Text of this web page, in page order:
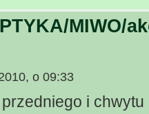
MIWO/
o 09:33
i